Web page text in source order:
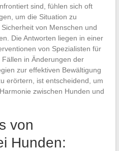
sind, fühlen sich oft
um die Situation zu
von Menschen und
Die Antworten liegen in einer
von Spezialisten für
in Änderungen der
zur effektiven Bewältigung
erörtern, ist entscheidend, um
zwischen Hunden und
von
Hunden: